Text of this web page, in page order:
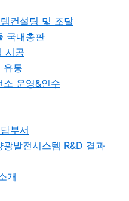
컨설팅 및 조달
국내총판
시공
유통
소 운영&인수
부서
광발전시스템 R&D 결과
개